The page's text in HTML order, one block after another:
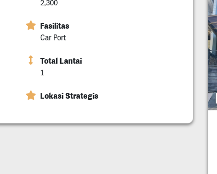
2,300
Fasilitas
Car Port
Total Lantai
1
Lokasi Strategis